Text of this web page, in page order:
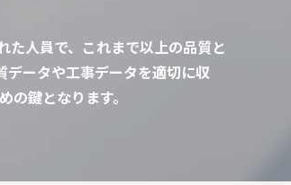
導入支援サービス
た人員で、これまで以上の品質と
ータや工事データを適切に収
鍵となります。